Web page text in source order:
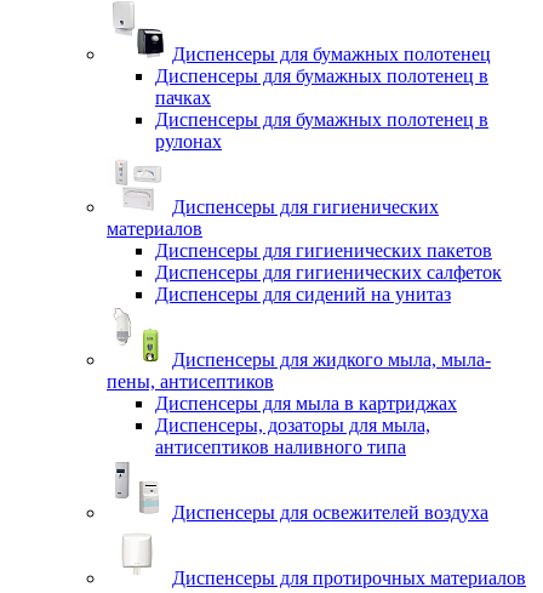
Диспенсеры для бумажных полотенец
Диспенсеры для бумажных полотенец в
пачках
Диспенсеры для бумажных полотенец в
рулонах
Диспенсеры для гигиенических
материалов
Диспенсеры для гигиенических пакетов
Диспенсеры для гигиенических салфеток
Диспенсеры для сидений на унитаз
Диспенсеры для жидкого мыла, мыла-
пены, антисептиков
Диспенсеры для мыла в картриджах
Диспенсеры, дозаторы для мыла,
антисептиков наливного типа
Диспенсеры для освежителей воздуха
Диспенсеры для протирочных материалов